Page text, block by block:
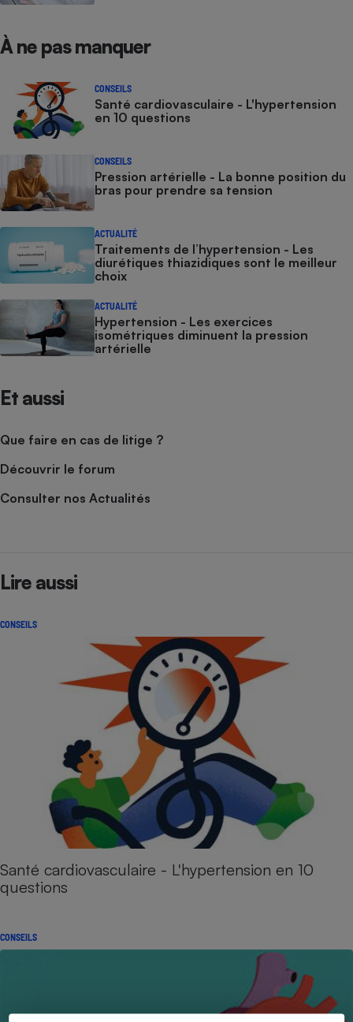
À ne pas manquer
CONSEILS
Santé cardiovasculaire - L'hypertension
en 10 questions
CONSEILS
Pression artérielle - La bonne position du
bras pour prendre sa tension
ACTUALITÉ
Traitements de l’hypertension - Les
diurétiques thiazidiques sont le meilleur
choix
ACTUALITÉ
Hypertension - Les exercices
isométriques diminuent la pression
artérielle
Et aussi
Que faire en cas de litige ?
Découvrir le forum
Consulter nos Actualités
Lire aussi
CONSEILS
Santé cardiovasculaire - L'hypertension en 10
questions
CONSEILS